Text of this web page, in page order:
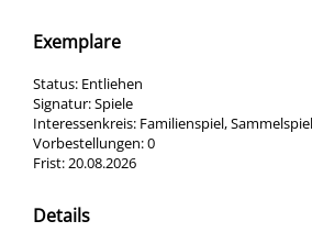
Exemplare
Status: Entliehen
Signatur:Spiele
Interessenkreis: Familienspiel, Sammelspiel
Vorbestellungen:0
Frist:20.08.2026
Details